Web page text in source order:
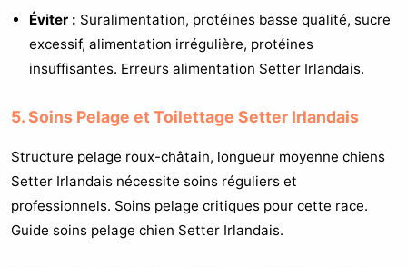
Éviter : Suralimentation, protéines basse qualité, sucre
excessif, alimentation irrégulière, protéines
insuffisantes. Erreurs alimentation Setter Irlandais.
5. Soins Pelage et Toilettage Setter Irlandais
Structure pelage roux-châtain, longueur moyenne chiens
Setter Irlandais nécessite soins réguliers et
professionnels. Soins pelage critiques pour cette race.
Guide soins pelage chien Setter Irlandais.